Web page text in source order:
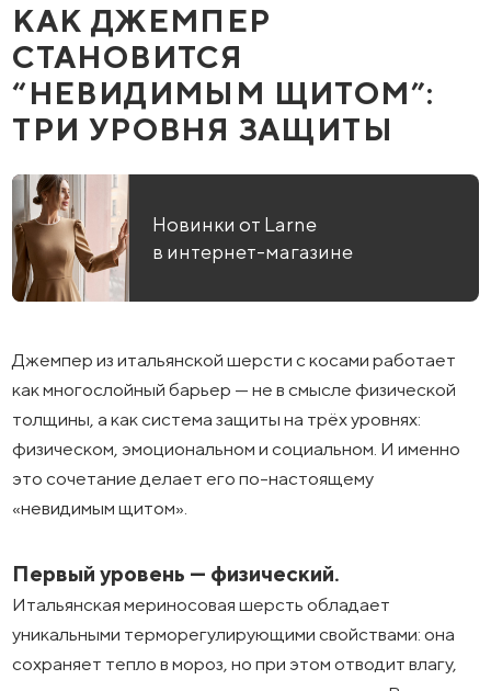
КАК ДЖЕМПЕР
СТАНОВИТСЯ
“НЕВИДИМЫМ ЩИТОМ”:
ТРИ УРОВНЯ ЗАЩИТЫ
Новинки от Larne
в интернет-магазине
Джемпер из итальянской шерсти с косами работает
как многослойный барьер — не в смысле физической
толщины, а как система защиты на трёх уровнях:
физическом, эмоциональном и социальном. И именно
это сочетание делает его по-настоящему
«невидимым щитом».
Первый уровень — физический.
Итальянская мериносовая шерсть обладает
уникальными терморегулирующими свойствами: она
сохраняет тепло в мороз, но при этом отводит влагу,